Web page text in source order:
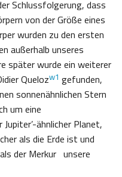
Schlussfolgerung, dass
von der Größe eines
wurden zu den ersten
außerhalb unseres
später wurde ein weiterer
Quelozw1 gefunden,
sonnenähnlichen Stern
um eine
ähnlicher Planet,
als die Erde ist und
der Merkur unsere